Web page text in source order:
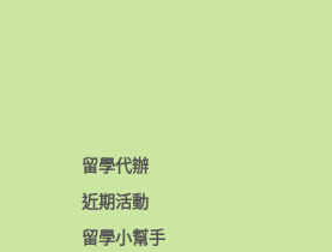
留學代辦
近期活動
留學小幫手